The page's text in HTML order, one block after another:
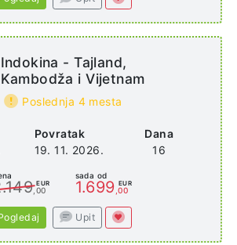
Povratak
19. 11. 2026.
Dana
16
Indokina - Tajland,
Kambodža i Vijetnam
Poslednja 4 mesta
EUR
,00
sada od
1.699 EUR
,00
Upit